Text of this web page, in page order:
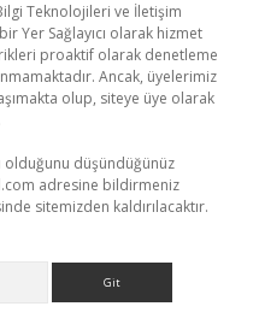
Teknolojileri ve İletişim
Yer Sağlayıcı olarak hizmet
proaktif olarak denetleme
Ancak, üyelerimiz
olup, siteye üye olarak
olduğunu düşündüğünüz
adresine bildirmeniz
sitemizden kaldırılacaktır.